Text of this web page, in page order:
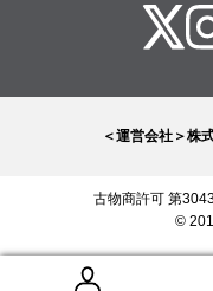
＜運営会社＞株
古物商許可 第
©